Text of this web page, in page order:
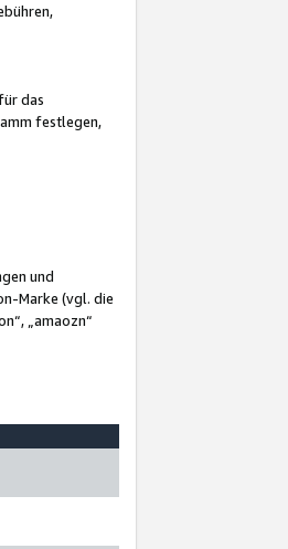
das
festlegen,
und
Marke (vgl. die
„amaozn“